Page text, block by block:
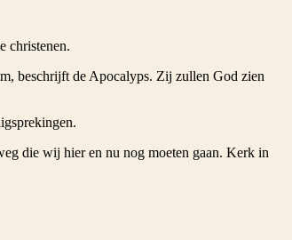
christenen.
beschrijft de Apocalyps. Zij zullen God zien
die wij hier en nu nog moeten gaan. Kerk in